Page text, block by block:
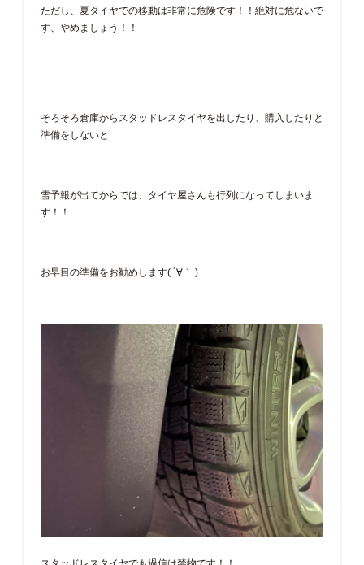
ただし、夏タイヤでの移動は非常に危険です！！絶対に危ないで
す、やめましょう！！
そろそろ倉庫からスタッドレスタイヤを出したり、購入したりと
準備をしないと
雪予報が出てからでは、タイヤ屋さんも行列になってしまいま
す！！
お早目の準備をお勧めします( ´∀｀ )